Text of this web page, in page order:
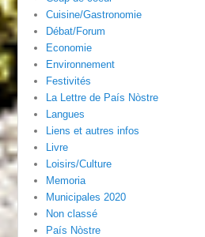
Cuisine/Gastronomie
Débat/Forum
Economie
Environnement
Festivités
La Lettre de País Nòstre
Langues
Liens et autres infos
Livre
Loisirs/Culture
Memoria
Municipales 2020
Non classé
País Nòstre